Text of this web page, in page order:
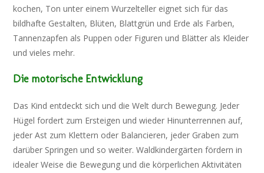
kochen, Ton unter einem Wurzelteller eignet sich für das
bildhafte Gestalten, Blüten, Blattgrün und Erde als Farben,
Tannenzapfen als Puppen oder Figuren und Blätter als Kleider
und vieles mehr.
Die motorische Entwicklung
Das Kind entdeckt sich und die Welt durch Bewegung. Jeder
Hügel fordert zum Ersteigen und wieder Hinunterrennen auf,
jeder Ast zum Klettern oder Balancieren, jeder Graben zum
darüber Springen und so weiter. Waldkindergärten fördern in
idealer Weise die Bewegung und die körperlichen Aktivitäten